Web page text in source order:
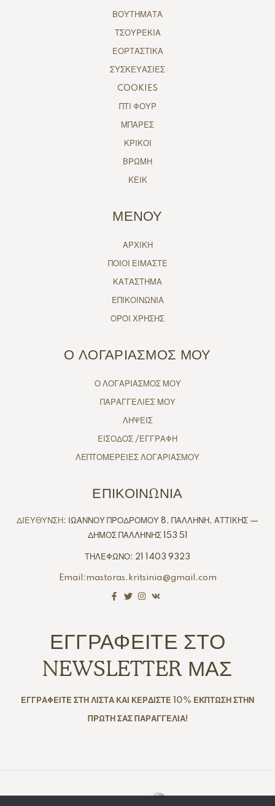
ΒΟΥΤΗΜΑΤΑ
ΤΣΟΥΡΕΚΙΑ
ΕΟΡΤΑΣΤΙΚΑ
ΣΥΣΚΕΥΑΣΙΕΣ
COOKIES
ΠΤΙ ΦΟΥΡ
ΜΠΑΡΕΣ
ΚΡΙΚΟΙ
ΒΡΩΜΗ
ΚΕΙΚ
ΜΕΝΟΥ
ΑΡΧΙΚΗ
ΠΟΙΟΙ ΕΙΜΑΣΤΕ
ΚΑΤΑΣΤΗΜΑ
ΕΠΙΚΟΙΝΩΝΙΑ
ΟΡΟΙ ΧΡΗΣΗΣ
Ο ΛΟΓΑΡΙΑΣΜΟΣ ΜΟΥ
Ο ΛΟΓΑΡΙΑΣΜΟΣ ΜΟΥ
ΠΑΡΑΓΓΕΛΙΕΣ ΜΟΥ
ΛΗΨΕΙΣ
ΕΙΣΟΔΟΣ /ΕΓΓΡΑΦΗ
ΛΕΠΤΟΜΕΡΕΙΕΣ ΛΟΓΑΡΙΑΣΜΟΥ
ΕΠΙΚΟΙΝΩΝΙΑ
ΔΙΕΥΘΥΝΣΗ:
ΙΩΑΝΝΟΥ ΠΡΟΔΡΟΜΟΥ 8, ΠΑΛΛΗΝΗ, ΑΤΤΙΚΗΣ —
ΔΗΜΟΣ ΠΑΛΛΗΝΗΣ 153 51
ΤΗΛΕΦΩΝΟ: 21 1403 9323
Email:mastoras.kritsinia@gmail.com
ΕΓΓΡΑΦΕΙΤΕ ΣΤΟ
NEWSLETTER ΜΑΣ
ΕΓΓΡΑΦΕΙΤΕ ΣΤΗ ΛΙΣΤΑ ΚΑΙ ΚΕΡΔΙΣΤΕ 10% ΕΚΠΤΩΣΗ ΣΤΗΝ
ΠΡΩΤΗ ΣΑΣ ΠΑΡΑΓΓΕΛΙΑ!